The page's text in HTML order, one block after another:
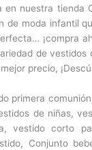
en nuestra tienda
de moda infantil
¡compra
de vestidos
precio,
primera
de niñas,
vestido corto
Conjunto